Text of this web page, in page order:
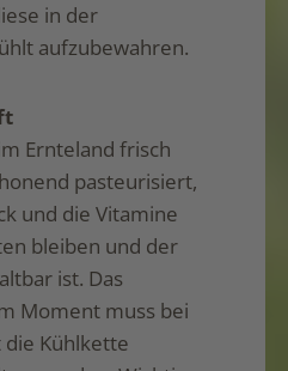
in der
aufzubewahren.
Ernteland frisch
pasteurisiert,
und die Vitamine
bleiben und der
ist. Das
Moment muss bei
Kühlkette